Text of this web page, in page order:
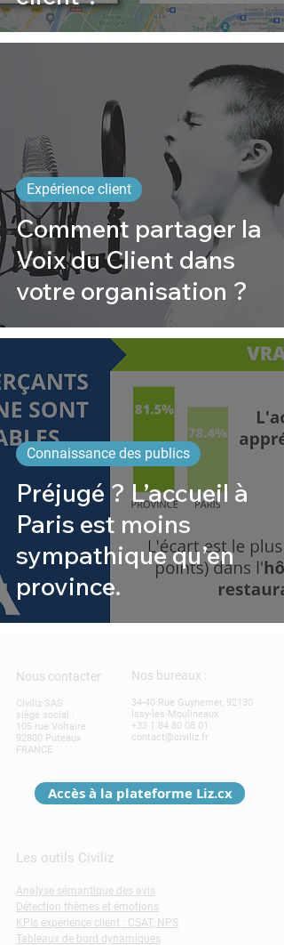
Comment partager la
Voix du Client dans
votre organisation ?
Expérience client
Préjugé ? L’accueil à
Paris est moins
sympathique qu’en
province.
Connaissance des publics
Nous contacter
Civiliz SAS
siège social :
105 rue Voltaire
92800 Puteaux
FRANCE
Nos bureaux :
34-40 Rue Guynemer, 92130
Issy-les-Moulineaux
+33 1 84 80 08 01
contact@civiliz.fr
Accès à la plateforme Liz.cx
Les outils Civiliz
Analyse sémantique des avis
Détection thèmes et émotions
KPIs expérience client : CSAT, NPS
Tableaux de bord dynamiques